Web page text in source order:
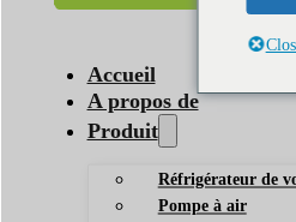
Accueil
A propos de
Produit
Réfrigérateur de
Pompe à air